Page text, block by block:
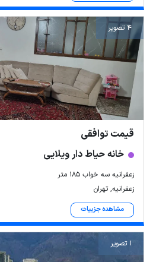
4 تصویر
قیمت توافقی
خانه حیاط دار ویلایی
زعفرانیه سه خواب ۱۸۵ متر
زعفرانیه, تهران
مشاهده جزییات
1 تصویر